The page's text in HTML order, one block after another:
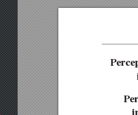
Per
P